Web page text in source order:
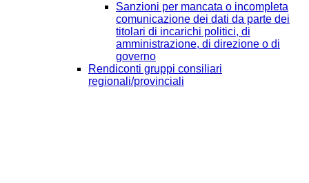
Sanzioni per mancata o incompleta
comunicazione dei dati da parte dei
titolari di incarichi politici, di
amministrazione, di direzione o di
governo
Rendiconti gruppi consiliari
regionali/provinciali